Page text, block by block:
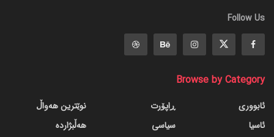
Follow Us
Browse by Category
ئابووری
ئاسیا
ڕاپۆرت
سیاسی
نوێترین هەواڵ
هەڵبژاردە